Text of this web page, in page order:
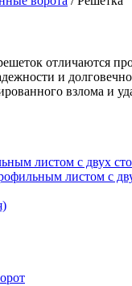
отличаются
и
взлома и
листом с двух
листом с